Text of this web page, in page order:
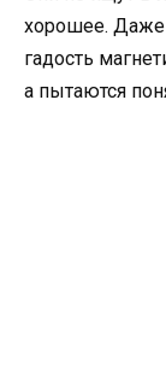
хорошее. Даже
гадость
а пытаются